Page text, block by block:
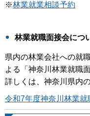
※林業就業相談予約
林業就職面接会につ
県内の林業会社への就
よる「神奈川林業就職
詳しくは、神奈川県内
令和7年度神奈川林業就